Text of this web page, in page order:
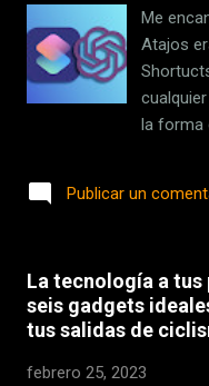
oficina
trabajo.
Tribunal
centro
de
Me
Atajos
la forma
parece
de
de
haces?
Publicar un
La tecnología a tus
seis gadgets
tus salidas de
febrero 25, 2023